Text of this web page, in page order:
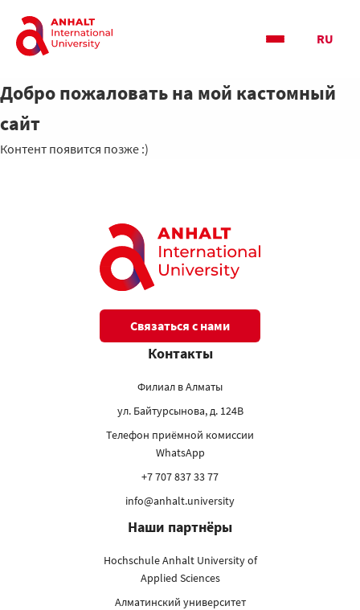
RU
Добро пожаловать на мой кастомный
сайт
Контент появится позже :)
Связаться с нами
Контакты
Филиал в Алматы
ул. Байтурсынова, д. 124В
Телефон приёмной комиссии
WhatsApp
+7 707 837 33 77
info@anhalt.university
Наши партнёры
Hochschule Anhalt University of
Applied Sciences
Алматинский университет